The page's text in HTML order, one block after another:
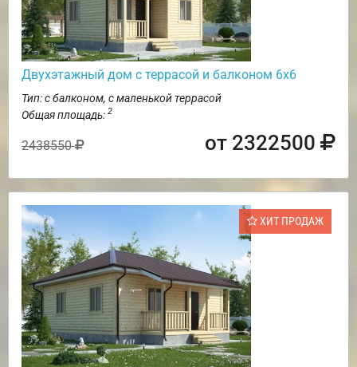
Двухэтажный дом с террасой и балконом 6х6
Тип: с балконом, с маленькой террасой
Общая площадь: 2
2438550 от 2322500
ХИТ ПРОДАЖ